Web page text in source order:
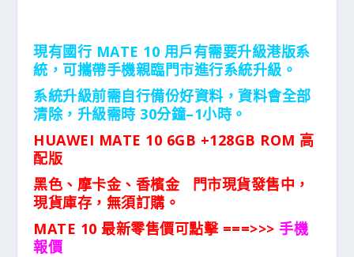
現有國行 MATE 10 用戶有需要升級港版系
統，可攜帶手機親臨門市進行系統升級。
系統升級前需自行備份好資料，資料會全部
清除，升級需時 30分鐘–1小時。
HUAWEI MATE 10 6GB +128GB ROM 高
配版
黑色、摩卡金、香檳金 門市現貨發售中，
現貨庫存，無須訂購。
MATE 10 最新零售價可點擊 ===>>> 手機
報價